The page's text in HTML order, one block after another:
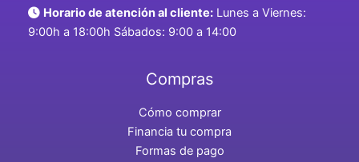
Horario de atención al cliente: Lunes a Viernes:
9:00h a 18:00h Sábados: 9:00 a 14:00
Compras
Cómo comprar
Financia tu compra
Formas de pago